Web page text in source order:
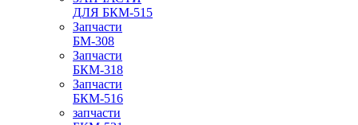
ДЛЯ БКМ-515
Запчасти
БМ-308
Запчасти
БКМ-318
Запчасти
БКМ-516
запчасти